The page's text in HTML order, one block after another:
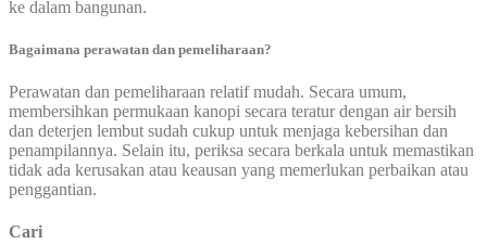
ke dalam bangunan.
Bagaimana perawatan dan pemeliharaan?
Perawatan dan pemeliharaan relatif mudah. Secara umum,
membersihkan permukaan kanopi secara teratur dengan air bersih
dan deterjen lembut sudah cukup untuk menjaga kebersihan dan
penampilannya. Selain itu, periksa secara berkala untuk memastikan
tidak ada kerusakan atau keausan yang memerlukan perbaikan atau
penggantian.
Cari